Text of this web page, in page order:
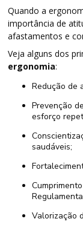
Quando a
importância de
afastamentos e
Veja alguns dos
ergonomia:
Redução
Prevenção de acidentes relacionados à má postura e ao
esforço
Conscientização dos colaboradores sobre hábitos
saudáveis;
Cumprimento das exigências das Normas